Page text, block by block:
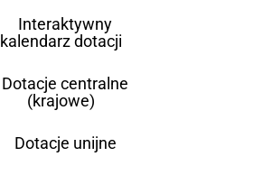
Interaktywny
kalendarz dotacji
Dotacje centralne
(krajowe)
Dotacje unijne